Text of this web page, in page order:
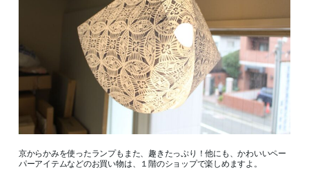
京からかみを使ったランプもまた、趣きたっぷり！他にも、かわいいペー
パーアイテムなどのお買い物は、１階のショップで楽しめますよ。